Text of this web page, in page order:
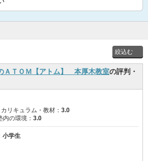
ＡＴＯＭ【アトム】 本厚木教室の評判・
カリキュラム・教材： 3.0
内の環境： 3.0
小学生